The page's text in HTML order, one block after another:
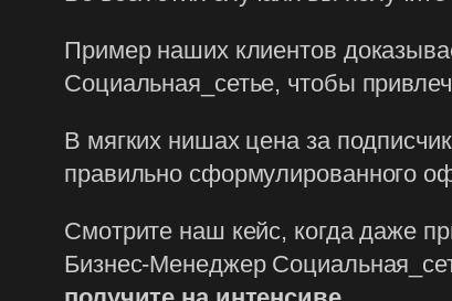
Пример наших клиентов
Социальная_сетье, чтобы
В мягких нишах цена за
правильно сформулированного
Смотрите наш кейс, когда даже
Бизнес-Менеджер